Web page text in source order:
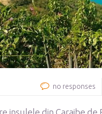
no responses
insulele din Caraibe